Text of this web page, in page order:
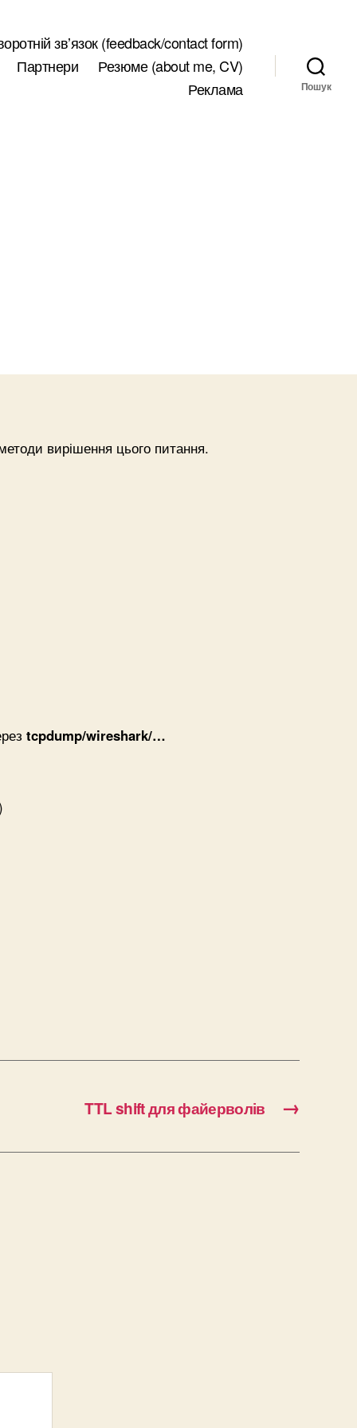
звʼязок (feedback/contact form)
Партнери
Резюме (about me, CV)
Реклама
Пошук
вирішення цього питання.
tcpdump/wireshark/…
→
TTL shift для файерволів